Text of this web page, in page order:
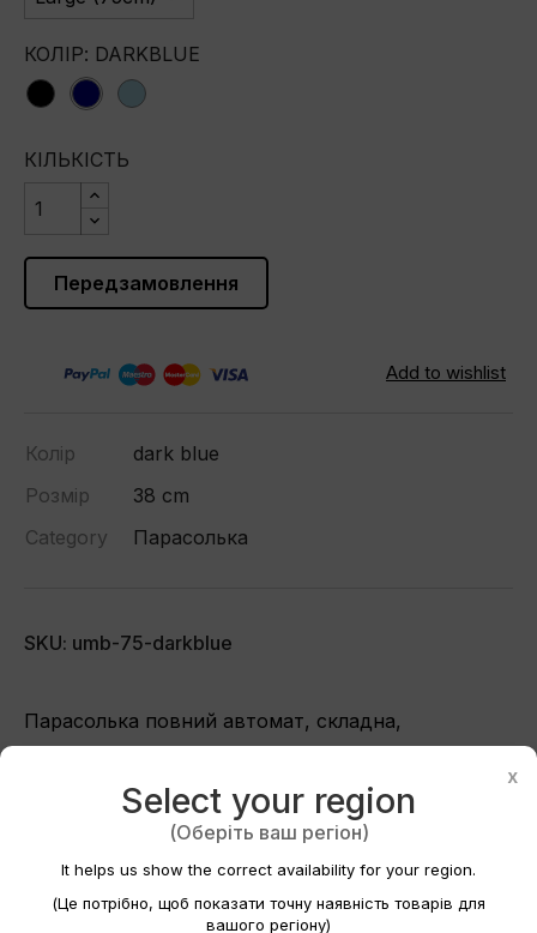
КОЛІР: DARKBLUE
blackdarkbluelightblue
КІЛЬКІСТЬ
Передзамовлення
Колір
dark blue
Розмір
38 cm
Category
Парасолька
SKU: umb-75-darkblue
Парасолька повний автомат, складна,
пластик, гачок. Спиці: 8 од. скловолокно
фіберглас. Тканина: поліестер. Особливості:
Антивітер
Створити список бажань ×
Назва списку бажань
x
Select your region
(Оберіть ваш регіон)
It helps us show the correct availability for your region.
(Це потрібно, щоб показати точну наявність товарів для
вашого регіону)